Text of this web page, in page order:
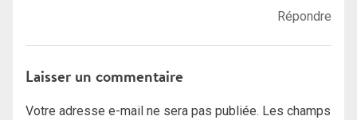
Répondre
Laisser un commentaire
Votre adresse e-mail ne sera pas publiée. Les champs